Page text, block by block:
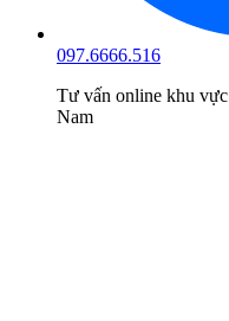
097.6666.516
Tư vấn online khu vực
Nam